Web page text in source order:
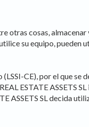
otras cosas,
su equipo, pueden
CE), por el que se
ESTATE ASSETS
ASSETS SL decida